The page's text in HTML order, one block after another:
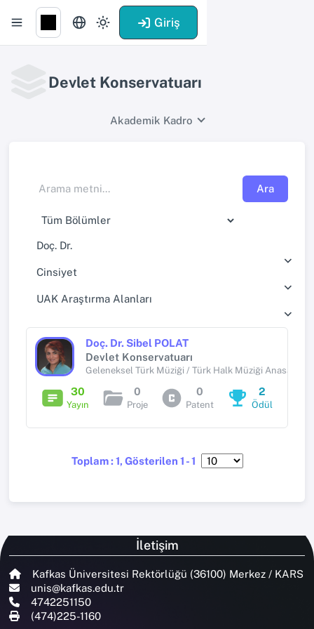
Giriş
Devlet Konservatuarı
Akademik Kadro
Ara
Doç. Dr.
Cinsiyet
UAK Araştırma Alanları
Doç. Dr. Sibel POLAT
Devlet Konservatuarı
Geleneksel Türk Müziği / Türk Halk Müziği Anasanat
30
Yayın
0
Proje
0
Patent
2
Ödül
Toplam : 1, Gösterilen 1 - 1
İletişim
Kafkas Üniversitesi Rektörlüğü (36100) Merkez / KARS
unis@kafkas.edu.tr
4742251150
(474)225-1160